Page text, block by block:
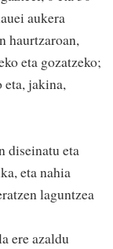
aukera
haurtzaroan,
eta gozatzeko;
jakina,
diseinatu eta
eta nahia
laguntzea
ere azaldu